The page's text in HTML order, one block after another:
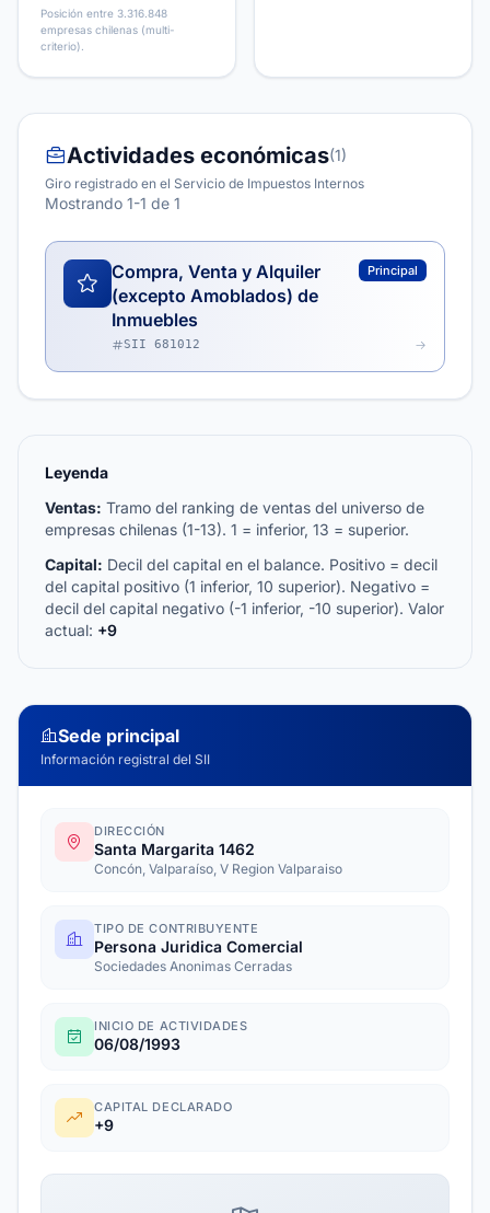
Posición entre 3.316.848
empresas chilenas (multi-
criterio).
Actividades económicas(1)
Giro registrado en el Servicio de Impuestos Internos
Mostrando 1-1 de 1
Compra, Venta y Alquiler
(excepto Amoblados) de
Inmuebles
Principal
SII 681012
Leyenda
Ventas: Tramo del ranking de ventas del universo de
empresas chilenas (1-13). 1 = inferior, 13 = superior.
Capital: Decil del capital en el balance. Positivo = decil
del capital positivo (1 inferior, 10 superior). Negativo =
decil del capital negativo (-1 inferior, -10 superior). Valor
actual: +9
Sede principal
Información registral del SII
DIRECCIÓN
Santa Margarita 1462
Concón, Valparaíso, V Region Valparaiso
TIPO DE CONTRIBUYENTE
Persona Juridica Comercial
Sociedades Anonimas Cerradas
INICIO DE ACTIVIDADES
06/08/1993
CAPITAL DECLARADO
+9